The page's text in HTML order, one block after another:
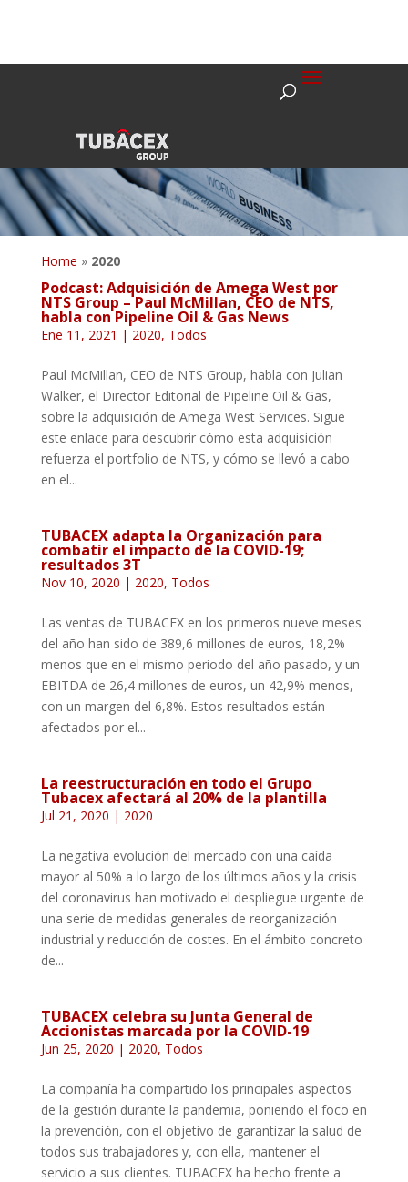
Home » 2020
Podcast: Adquisición de Amega West por
NTS Group – Paul McMillan, CEO de NTS,
habla con Pipeline Oil & Gas News
Ene 11, 2021 | 2020, Todos
Paul McMillan, CEO de NTS Group, habla con Julian
Walker, el Director Editorial de Pipeline Oil & Gas,
sobre la adquisición de Amega West Services. Sigue
este enlace para descubrir cómo esta adquisición
refuerza el portfolio de NTS, y cómo se llevó a cabo
en el...
TUBACEX adapta la Organización para
combatir el impacto de la COVID-19;
resultados 3T
Nov 10, 2020 | 2020, Todos
Las ventas de TUBACEX en los primeros nueve meses
del año han sido de 389,6 millones de euros, 18,2%
menos que en el mismo periodo del año pasado, y un
EBITDA de 26,4 millones de euros, un 42,9% menos,
con un margen del 6,8%. Estos resultados están
afectados por el...
La reestructuración en todo el Grupo
Tubacex afectará al 20% de la plantilla
Jul 21, 2020 | 2020
La negativa evolución del mercado con una caída
mayor al 50% a lo largo de los últimos años y la crisis
del coronavirus han motivado el despliegue urgente de
una serie de medidas generales de reorganización
industrial y reducción de costes. En el ámbito concreto
de...
TUBACEX celebra su Junta General de
Accionistas marcada por la COVID-19
Jun 25, 2020 | 2020, Todos
La compañía ha compartido los principales aspectos
de la gestión durante la pandemia, poniendo el foco en
la prevención, con el objetivo de garantizar la salud de
todos sus trabajadores y, con ella, mantener el
servicio a sus clientes. TUBACEX ha hecho frente a